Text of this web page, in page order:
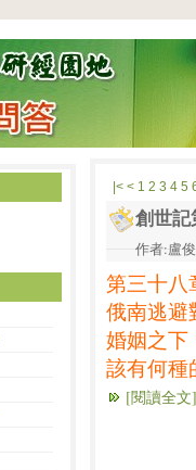
|< < 1 2 3 4 5
創世記
作者:盧
第三十八
俄南逃避
婚姻之下
該有何種
[閱讀全文]